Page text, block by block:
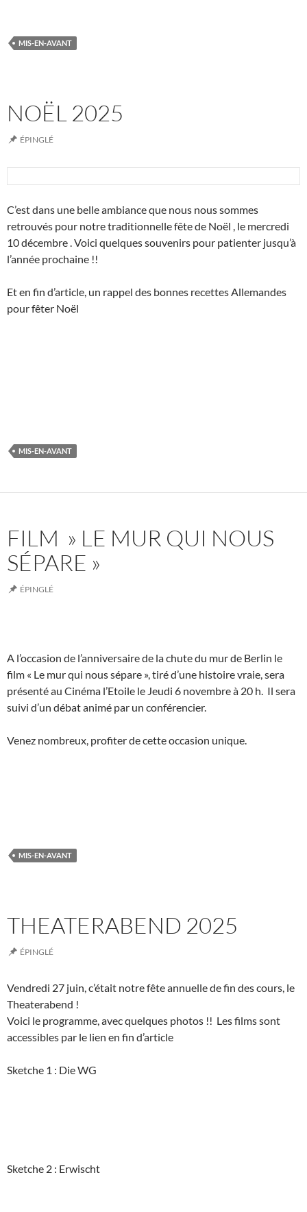
MIS-EN-AVANT
NOËL 2025
ÉPINGLÉ
C’est dans une belle ambiance que nous nous sommes
retrouvés pour notre traditionnelle fête de Noël , le mercredi
10 décembre . Voici quelques souvenirs pour patienter jusqu’à
l’année prochaine !!
Et en fin d’article, un rappel des bonnes recettes Allemandes
pour fêter Noël
MIS-EN-AVANT
FILM » LE MUR QUI NOUS
SÉPARE »
ÉPINGLÉ
A l’occasion de l’anniversaire de la chute du mur de Berlin le
film « Le mur qui nous sépare », tiré d’une histoire vraie, sera
présenté au Cinéma l’Etoile le Jeudi 6 novembre à 20 h. Il sera
suivi d’un débat animé par un conférencier.
Venez nombreux, profiter de cette occasion unique.
MIS-EN-AVANT
THEATERABEND 2025
ÉPINGLÉ
Vendredi 27 juin, c’était notre fête annuelle de fin des cours, le
Theaterabend !
Voici le programme, avec quelques photos !! Les films sont
accessibles par le lien en fin d’article
Sketche 1 : Die WG
Sketche 2 : Erwischt